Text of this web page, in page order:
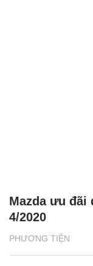
PHƯƠNG TIỆN
Mazda ưu đãi
4/2020